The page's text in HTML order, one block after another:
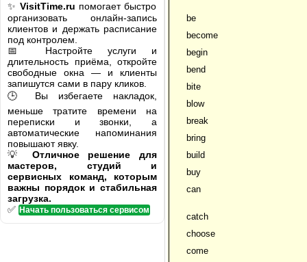
✨ VisitTime.ru помогает быстро
организовать онлайн-запись
клиентов и держать расписание
под контролем.
📅 Настройте услуги и
длительность приёма, откройте
свободные окна — и клиенты
запишутся сами в пару кликов.
🕒 Вы избегаете накладок,
меньше тратите времени на
переписки и звонки, а
автоматические напоминания
повышают явку.
💡 Отличное решение для
мастеров, студий и
сервисных команд, которым
важны порядок и стабильная
загрузка.
✅ Начать пользоваться сервисом
be
become
begin
bend
bite
blow
break
bring
build
buy
can
catch
choose
come